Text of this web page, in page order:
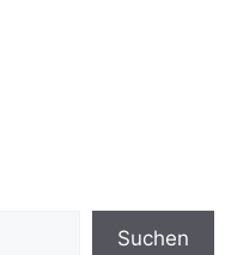
Suchen